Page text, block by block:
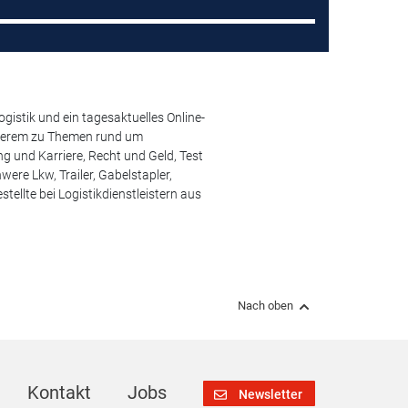
und ein tagesaktuelles Online-
zu Themen rund um
und Karriere, Recht und Geld, Test
Lkw, Trailer, Gabelstapler,
bei Logistikdienstleistern aus
Nach oben
Kontakt Jobs Newsletter